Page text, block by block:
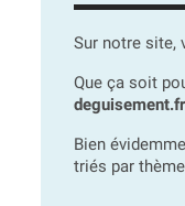
Sur notre site,
Que ça soit
deguisement.fr
Bien
triés par